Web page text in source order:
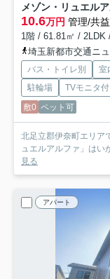
メゾン・リュエル
10.6万円 管理/共
1階 / 61.81㎡ / 2LDK
埼玉新都市交通ニ
バス・トイレ別 室
駐輪場
TVモニタ
敷0 ペット可
北足立郡伊奈町エリア
ュエルアルファ」はい
見る
アパート